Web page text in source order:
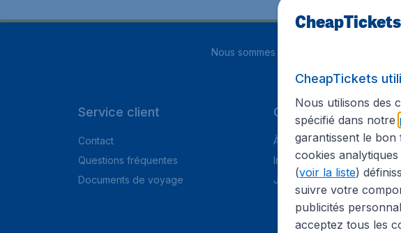
Nous sommes notés
Service client
Contact
Questions fréquentes
Documents de voyage
CheapTickets.be
À propos
Information Légale
Jobs
CheapTickets
Nous utilisons des
spécifié dans notre
garantissent le bon
cookies
(voir la liste)
suivre votre
publicités
acceptez tous les